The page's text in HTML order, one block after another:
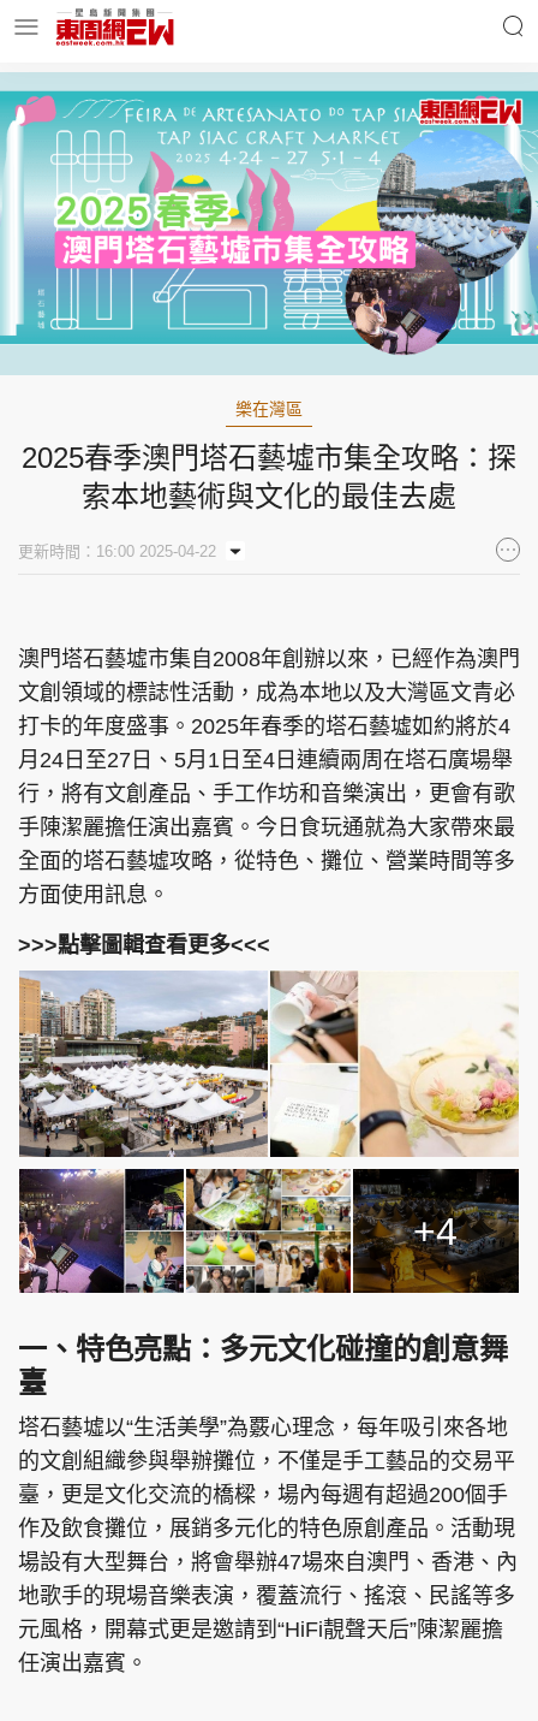
明星名人 時事財經
東周Ladies 優享生活
東周食玩通 會員活動
玄學靈異 東周專欄
東周刊 cazbuyer 東Touch
PCM 電腦廣場 星島頭條 星島日報
頭條日報 星島環球
親子王 Oh!爸媽 JobMarket
頭條搵工 EDUPLUS
關於我們
聯絡我們
使用條款
版權及免責聲明
Copyright © 東周網 版權所有 . 不得轉載
©Eastweek.com.hk. All rights reserved.
樂在灣區
2025春季澳門塔石藝墟市集全攻略：探
索本地藝術與文化的最佳去處
更新時間：16:00 2025-04-22
澳門塔石藝墟市集自2008年創辦以來，已經作為澳門
文創領域的標誌性活動，成為本地以及大灣區文青必
打卡的年度盛事。2025年春季的塔石藝墟如約將於4
月24日至27日、5月1日至4日連續兩周在塔石廣場舉
行，將有文創產品、手工作坊和音樂演出，更會有歌
手陳潔麗擔任演出嘉賓。今日食玩通就為大家帶來最
全面的塔石藝墟攻略，從特色、攤位、營業時間等多
方面使用訊息。
>>>點擊圖輯查看更多<<<
+4
一、特色亮點：多元文化碰撞的創意舞
臺
塔石藝墟以“生活美學”為覈心理念，每年吸引來各地
的文創組織參與舉辦攤位，不僅是手工藝品的交易平
臺，更是文化交流的橋樑，場內每週有超過200個手
作及飲食攤位，展銷多元化的特色原創產品。活動現
場設有大型舞台，將會舉辦47場來自澳門、香港、內
地歌手的現場音樂表演，覆蓋流行、搖滾、民謠等多
元風格，開幕式更是邀請到“HiFi靚聲天后”陳潔麗擔
任演出嘉賓。